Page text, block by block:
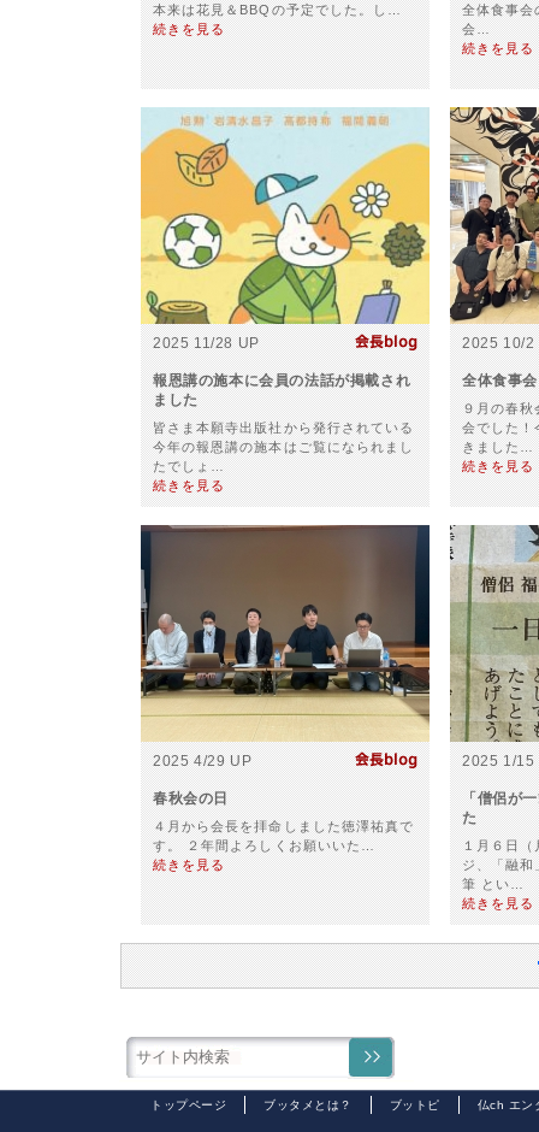
本来は花見＆BBQの予定でした。し…
続きを見る
全体食事会
会…
続きを見る
2025 11/28 UP
報恩講の施本に会員の法話が掲載され
ました
皆さま本願寺出版社から発行されている
今年の報恩講の施本はご覧になられまし
たでしょ…
続きを見る
2025 10/2
全体食事
９月の春秋
会でした！
きました…
続きを見る
2025 4/29 UP
春秋会の日
４月から会長を拝命しました徳澤祐真で
す。 ２年間よろしくお願いいた…
続きを見る
2025 1/15
「僧侶が
た
１月６日（
ジ、「融和
筆 とい…
続きを見る
トップページ ブッタメとは？ ブットピ 仏ch エン